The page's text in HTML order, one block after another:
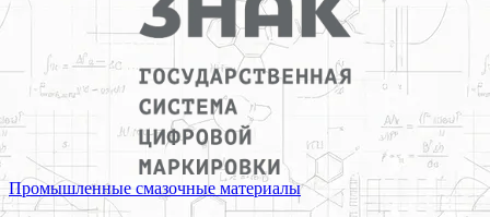
Промышленные смазочные материалы